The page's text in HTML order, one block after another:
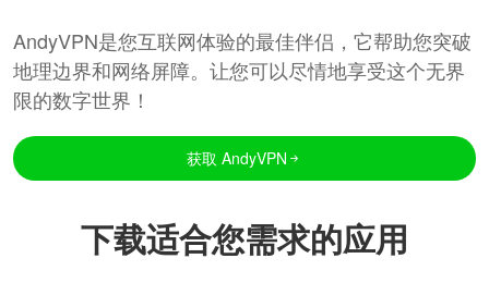
AndyVPN是您互联网体验的最佳伴侣，它帮助您突破
地理边界和网络屏障。让您可以尽情地享受这个无界
限的数字世界！
获取 AndyVPN
下载适合您需求的应用